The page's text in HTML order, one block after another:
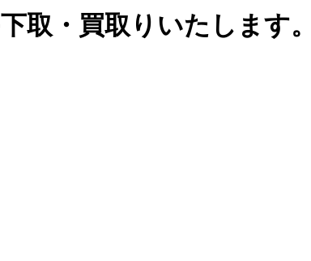
取・買取りいたします